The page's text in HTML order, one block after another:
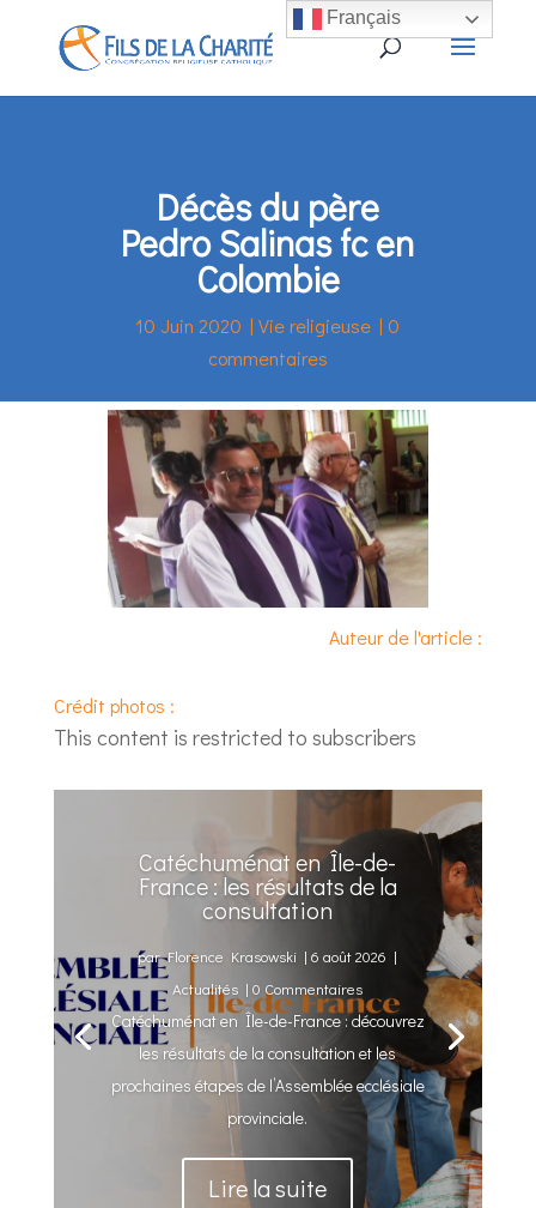
Décès du père
Pedro Salinas fc en
Colombie
10 Juin 2020 |Vie religieuse | 0
commentaires
Auteur de l'article :
Crédit photos :
This content is restricted to subscribers
Catéchuménat en Île-de-
France : les résultats de la
consultation
parFlorence Krasowski |6 août 2026 |
Actualités | 0 Commentaires
Catéchuménat en Île-de-France : découvrez
les résultats de la consultation et les
prochaines étapes de l’Assemblée ecclésiale
provinciale.
Lire la suite
Français